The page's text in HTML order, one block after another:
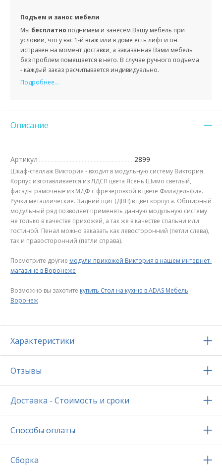
Подъем и занос мебели
Мы бесплатно поднимем и занесем Вашу мебель при
условии, что у вас 1-й этаж или в доме есть лифт и он
исправен на момент доставки, а заказанная Вами мебель
без проблем помещается в него. В случае ручного подъема
- каждый заказ расчитывается индивидуально.
Подробнее...
Описание
Артикул 2899
Шкаф-стеллаж Виктория - входит в модульную систему Виктория.
Корпус изготавливается из ЛДСП цвета Ясень Шимо светлый,
фасады рамочные из МДФ с фрезеровкой в цвете Филадельфия.
Ручки металлические. Задний щит (ДВП) в цвет корпуса. Обширный
модульный ряд позволяет применять данную модульную систему
не только в качестве прихожей, а так же в качестве спальни или
гостиной. Пенал можно заказать как левосторонний (петли слева),
так и правосторонний (петли справа).
Посмотрите другие модули прихожей Виктория в нашем интернет-
магазине в Воронеже
Возможно вы захотите купить Стол на кухню в ADAS Мебель
Воронеж
Характеристики
Отзывы
Доставка - Стоимость и сроки
Способы оплаты
Сборка